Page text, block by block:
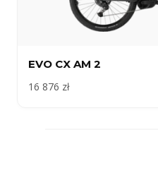
EVO CX AM 2
16 876 zł